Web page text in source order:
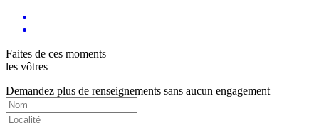
Faites de ces moments
les vôtres
Demandez plus de renseignements sans aucun engagement